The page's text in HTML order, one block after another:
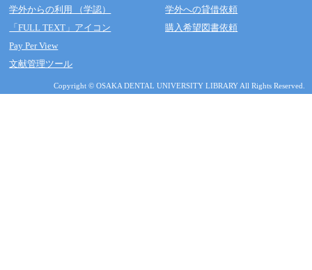
学外からの利用 （学認）
「FULL TEXT」アイコン
Pay Per View
文献管理ツール
学外への貸借依頼
購入希望図書依頼
Copyright © OSAKA DENTAL UNIVERSITY LIBRARY All Rights Reserved.